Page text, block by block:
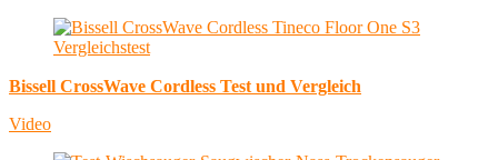
Bissell CrossWave Cordless Test und Vergleich
Video